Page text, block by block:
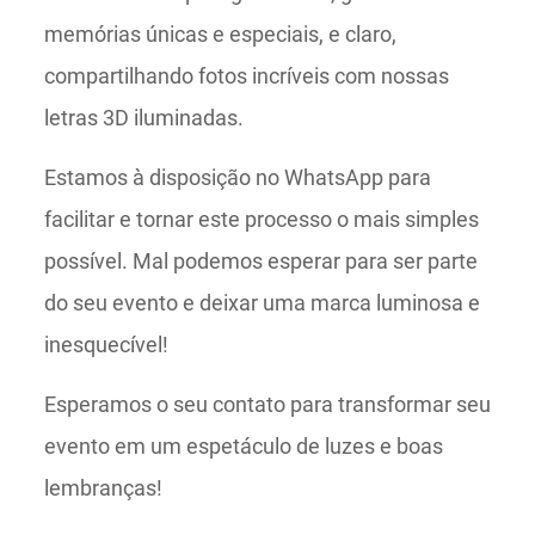
memórias únicas e especiais, e claro,
compartilhando fotos incríveis com nossas
letras 3D iluminadas.
Estamos à disposição no WhatsApp para
facilitar e tornar este processo o mais simples
possível. Mal podemos esperar para ser parte
do seu evento e deixar uma marca luminosa e
inesquecível!
Esperamos o seu contato para transformar seu
evento em um espetáculo de luzes e boas
lembranças!